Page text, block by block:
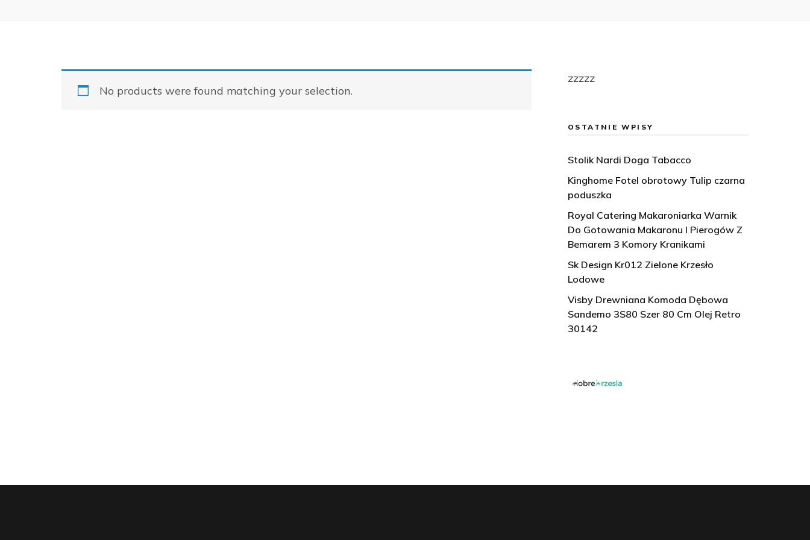
No products were found matching your selection.
zzzzz
OSTATNIE WPISY
Stolik Nardi Doga Tabacco
Kinghome Fotel obrotowy Tulip czarna
poduszka
Royal Catering Makaroniarka Warnik
Do Gotowania Makaronu I Pierogów Z
Bemarem 3 Komory Kranikami
Sk Design Kr012 Zielone Krzesło
Lodowe
Visby Drewniana Komoda Dębowa
Sandemo 3S80 Szer 80 Cm Olej Retro
30142